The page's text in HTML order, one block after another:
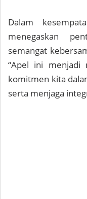
Dalam
menegaskan
semangat
“Apel ini menjadi
komitmen kita
serta menjaga